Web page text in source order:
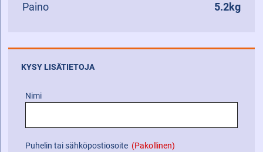
Paino 5.2kg
KYSY LISÄTIETOJA
Nimi
Puhelin tai sähköpostiosoite (Pakollinen)